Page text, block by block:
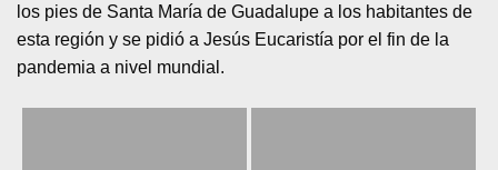
los pies de Santa María de Guadalupe a los habitantes de
esta región y se pidió a Jesús Eucaristía por el fin de la
pandemia a nivel mundial.